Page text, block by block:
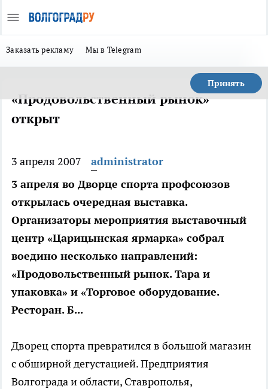
Заказать рекламу Мы в Telegram
Принять
«Продовольственный рынок»
открыт
3 апреля 2007
administrator
3 апреля во Дворце спорта профсоюзов
открылась очередная выставка.
Организаторы мероприятия выставочный
центр «Царицынская ярмарка» собрал
воедино несколько направлений:
«Продовольственный рынок. Тара и
упаковка» и «Торговое оборудование.
Ресторан. Б...
Дворец спорта превратился в большой магазин
с обширной дегустацией. Предприятия
Волгограда и области, Ставрополья,